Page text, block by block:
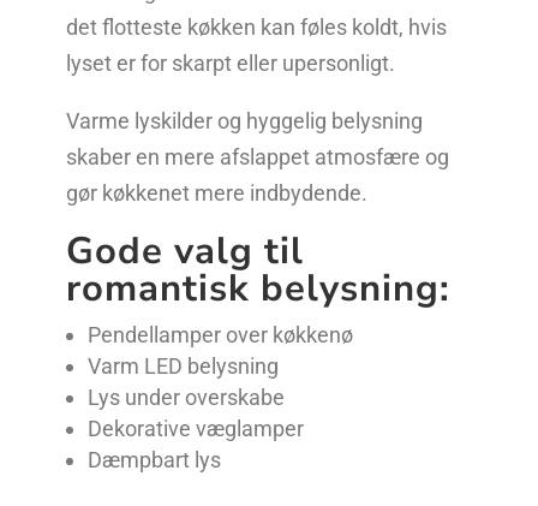
det flotteste køkken kan føles koldt, hvis
lyset er for skarpt eller upersonligt.
Varme lyskilder og hyggelig belysning
skaber en mere afslappet atmosfære og
gør køkkenet mere indbydende.
Gode valg til
romantisk belysning:
Pendellamper over køkkenø
Varm LED belysning
Lys under overskabe
Dekorative væglamper
Dæmpbart lys